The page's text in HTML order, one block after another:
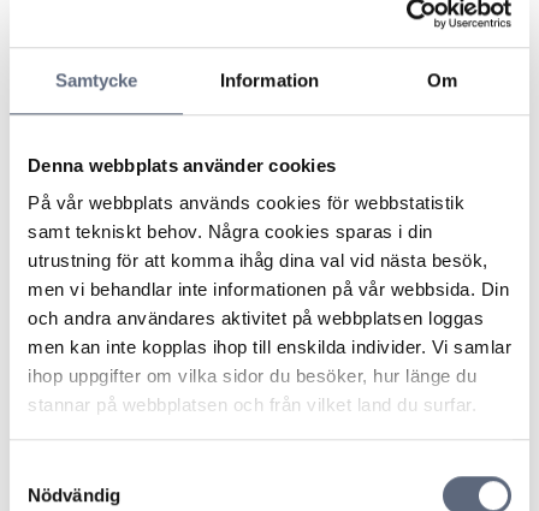
Samtycke Information Om
Denna webbplats använder cookies
På vår webbplats används cookies för webbstatistik
samt tekniskt behov. Några cookies sparas i din
utrustning för att komma ihåg dina val vid nästa besök,
men vi behandlar inte informationen på vår webbsida. Din
och andra användares aktivitet på webbplatsen loggas
men kan inte kopplas ihop till enskilda individer. Vi samlar
ihop uppgifter om vilka sidor du besöker, hur länge du
stannar på webbplatsen och från vilket land du surfar.
Nödvändig
fungerade. När felet till slut blev åtgärdat hade
konsumenten varit utan telefoni i 99 dagar.
bland annat psykiskt lidande eftersom operatören hade
hanterat hennes ärende bristfälligt.
ARN menade att konsumenten bland annat hade yrkat
ersättning för de besvär och det lidande hon drabbats
av till följd av påstådda brister i operatörens hantering
av reklamationsärendet. ARN uttalade att sådana
besvär är att se som en så kallad ideell skada och
ersättning för sådan skada ersätts inte i svensk rätt i
samband med fel i en tjänst.
Dela sidan